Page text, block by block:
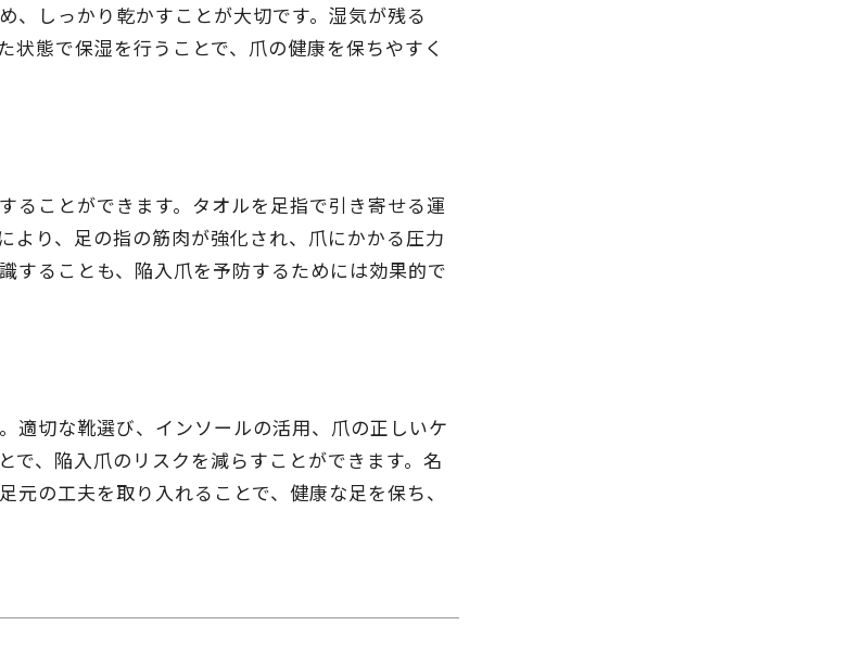
、しっかり乾かすことが大切です。湿気が残る
状態で保湿を行うことで、爪の健康を保ちやすく
ることができます。タオルを足指で引き寄せる運
より、足の指の筋肉が強化され、爪にかかる圧力
することも、陥入爪を予防するためには効果的で
適切な靴選び、インソールの活用、爪の正しいケ
で、陥入爪のリスクを減らすことができます。名
の工夫を取り入れることで、健康な足を保ち、